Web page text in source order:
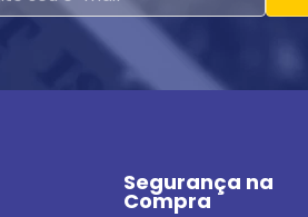
Segurança na
Compra